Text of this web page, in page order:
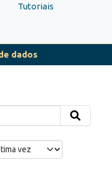
Tutoriais
dados